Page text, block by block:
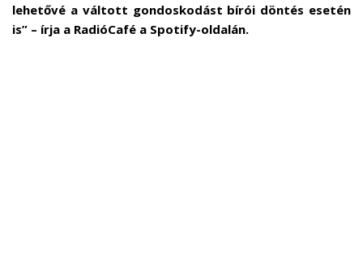
lehetővé a váltott gondoskodást bírói döntés esetén
is” – írja a RadióCafé a Spotify-oldalán.